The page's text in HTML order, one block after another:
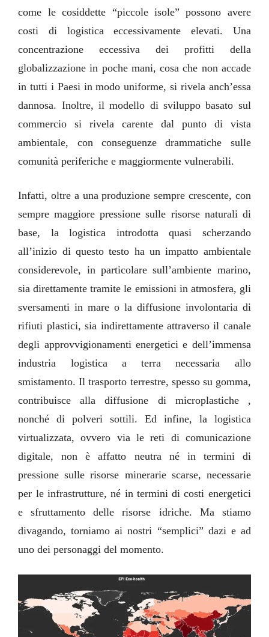
come le cosiddette “piccole isole” possono avere
costi di logistica eccessivamente elevati. Una
concentrazione eccessiva dei profitti della
globalizzazione in poche mani, cosa che non accade
in tutti i Paesi in modo uniforme, si rivela anch’essa
dannosa. Inoltre, il modello di sviluppo basato sul
commercio si rivela carente dal punto di vista
ambientale, con conseguenze drammatiche sulle
comunità periferiche e maggiormente vulnerabili.
Infatti, oltre a una produzione sempre crescente, con
sempre maggiore pressione sulle risorse naturali di
base, la logistica introdotta quasi scherzando
all’inizio di questo testo ha un impatto ambientale
considerevole, in particolare sull’ambiente marino,
sia direttamente tramite le emissioni in atmosfera, gli
sversamenti in mare o la diffusione involontaria di
rifiuti plastici, sia indirettamente attraverso il canale
degli approvvigionamenti energetici e dell’immensa
industria logistica a terra necessaria allo
smistamento. Il trasporto terrestre, spesso su gomma,
contribuisce alla diffusione di microplastiche ,
nonché di polveri sottili. Ed infine, la logistica
virtualizzata, ovvero via le reti di comunicazione
digitale, non è affatto neutra né in termini di
pressione sulle risorse minerarie scarse, necessarie
per le infrastrutture, né in termini di costi energetici
e sfruttamento delle risorse idriche. Ma stiamo
divagando, torniamo ai nostri “semplici” dazi e ad
uno dei personaggi del momento.